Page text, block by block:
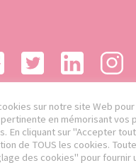
sur notre site Web
en mémorisant vos
En cliquant sur "Accepter
de TOUS les cookies.
des cookies" pour fournir